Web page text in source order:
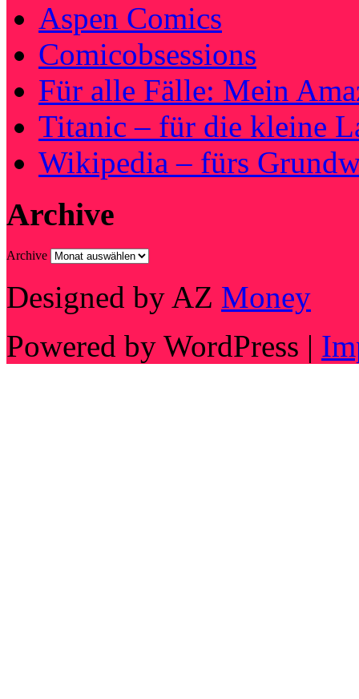
Aspen Comics
Comicobsessions
Für alle Fälle: Mein
Titanic – für die kleine
Wikipedia – fürs
Archive
Archive
Designed by AZ Money
Powered by WordPress |